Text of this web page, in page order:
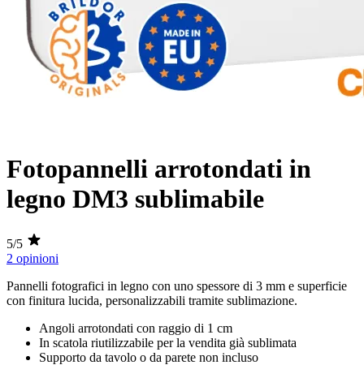
Fotopannelli arrotondati in
legno DM3 sublimabile
5/5
2 opinioni
Pannelli fotografici in legno con uno spessore di 3 mm e superficie
con finitura lucida, personalizzabili tramite sublimazione.
Angoli arrotondati con raggio di 1 cm
In scatola riutilizzabile per la vendita già sublimata
Supporto da tavolo o da parete non incluso